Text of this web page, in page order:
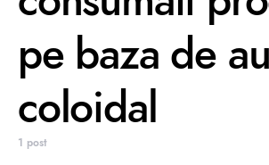
pe baza de
coloidal
1 post